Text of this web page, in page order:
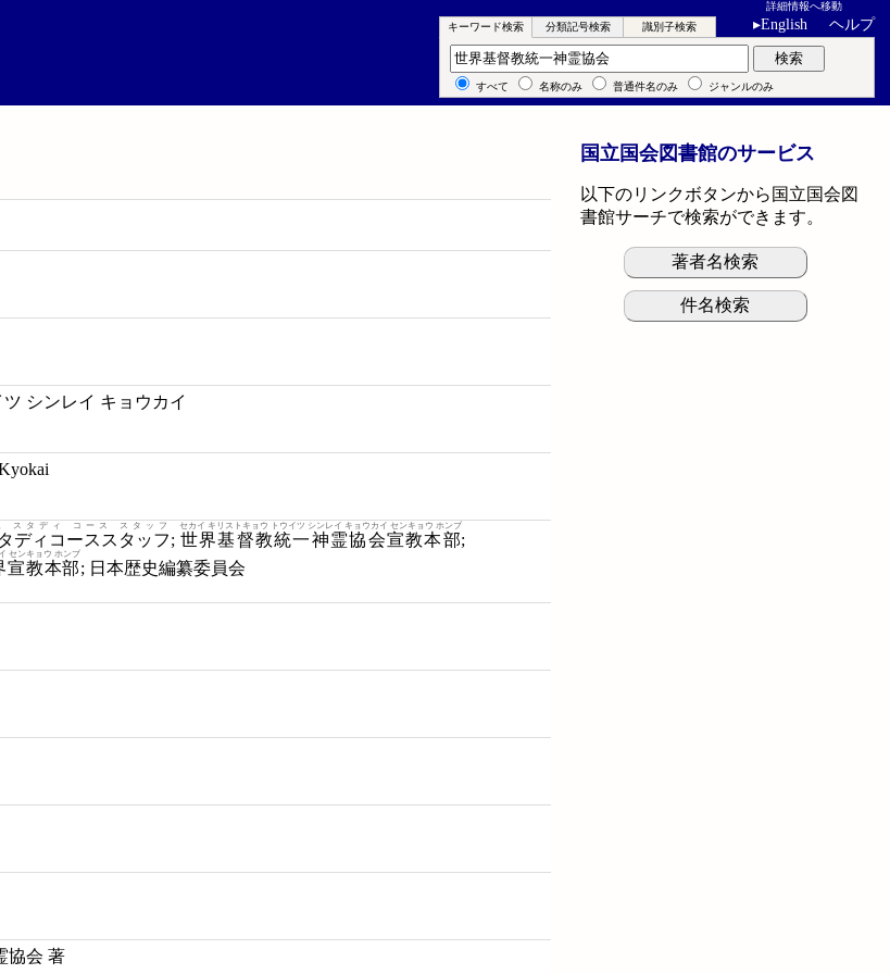
詳細情報へ移動
▸English ヘルプ
キーワード検索 分類記号検索 識別子検索
キーワード検索 検索
すべて 名称のみ 普通件名のみ ジャンルのみ
シンレイ キョウカイ
ディコーススタッフ
スタディ コース スタッフ
; 世界基督教統一神霊協会宣教本部
セカイ キリストキョウ トウイツ シンレイ キョウカイ センキョウ ホンブ
;
宣教本部
センキョウ ホンブ
; 日本歴史編纂委員会
協会 著
国立国会図書館のサービス
以下のリンクボタンから国立国会図
書館サーチで検索ができます。
著者名検索
件名検索